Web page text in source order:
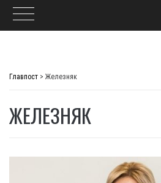
Главпост > Железняк
ЖЕЛЕЗНЯК